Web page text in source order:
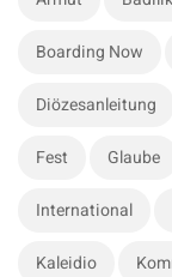
Boarding Now
Diözesanleitung
Fest Glaube
International
Kaleidio